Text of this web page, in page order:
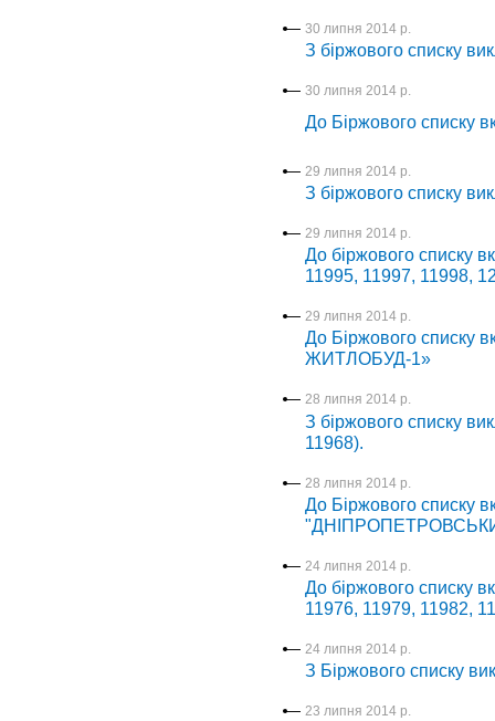
30 липня 2014 р.
З біржового списку
30 липня 2014 р.
До Біржового списку
29 липня 2014 р.
З біржового списку
29 липня 2014 р.
До біржового списку
11995, 11997, 11998,
29 липня 2014 р.
До Біржового списку
ЖИТЛОБУД-1»
28 липня 2014 р.
З біржового списку
11968).
28 липня 2014 р.
До Біржового списку
24 липня 2014 р.
До біржового списку
11976, 11979, 11982,
24 липня 2014 р.
З Біржового списку
23 липня 2014 р.